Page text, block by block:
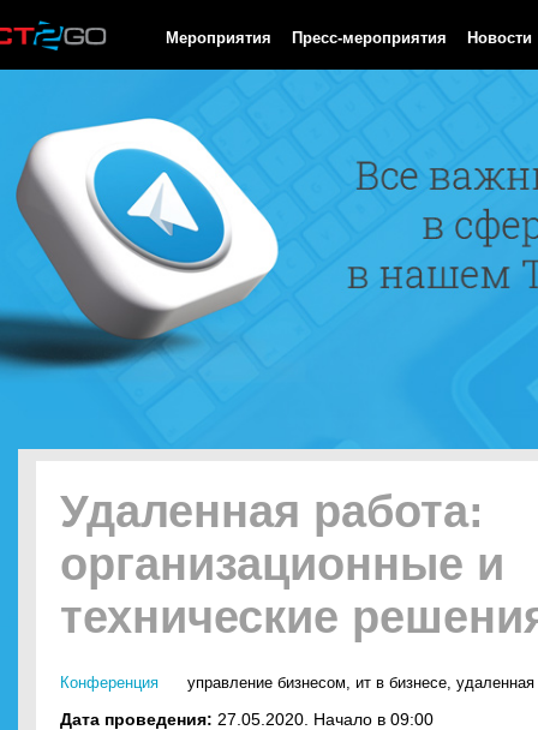
Мероприятия Пресс-мероприятия Новости
Удаленная работа:
организационные и
технические
Конференция управление бизнесом, ит в бизнесе, удаленная
Дата проведения: 27.05.2020. Начало в 09:00